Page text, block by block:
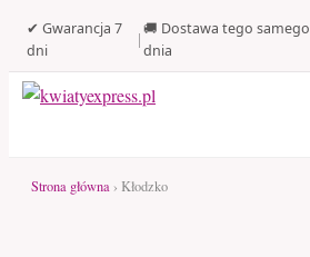
✔ Gwarancja 7
dni
|
🚚 Dostawa tego samego
dnia
Strona główna › Kłodzko